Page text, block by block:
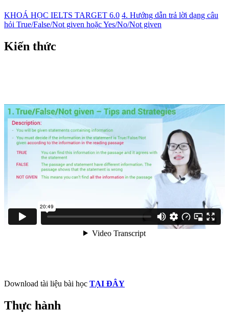
KHOÁ HỌC IELTS TARGET 6.0 4. Hướng dẫn trả lời dạng câu
hỏi True/False/Not given hoặc Yes/No/Not given
Kiến thức
Download tài liệu bài học TẠI ĐÂY
Thực hành